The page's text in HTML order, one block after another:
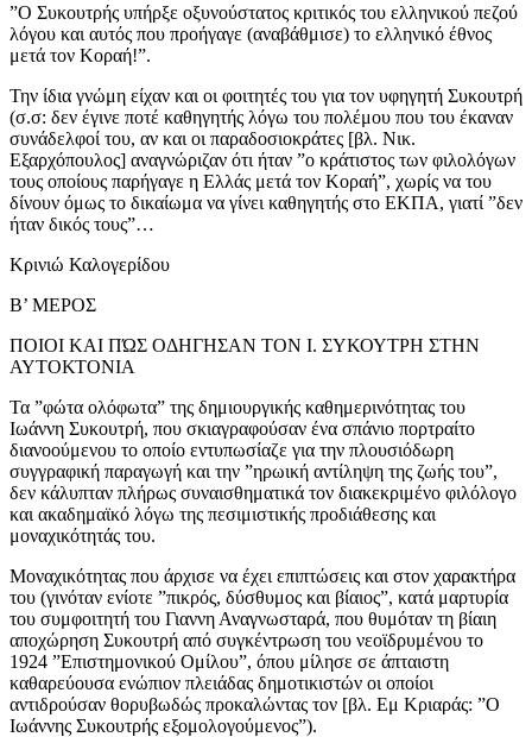
”Ο Συκουτρής υπήρξε οξυνούστατος κριτικός του ελληνικού πεζού
λόγου και αυτός που προήγαγε (αναβάθμισε) το ελληνικό έθνος
μετά τον Κοραή!”.
Την ίδια γνώμη είχαν και οι φοιτητές του για τον υφηγητή Συκουτρή
(σ.σ: δεν έγινε ποτέ καθηγητής λόγω του πολέμου που του έκαναν
συνάδελφοί του, αν και οι παραδοσιοκράτες [βλ. Νικ.
Εξαρχόπουλος] αναγνώριζαν ότι ήταν ”ο κράτιστος των φιλολόγων
τους οποίους παρήγαγε η Ελλάς μετά τον Κοραή”, χωρίς να του
δίνουν όμως το δικαίωμα να γίνει καθηγητής στο ΕΚΠΑ, γιατί ”δεν
ήταν δικός τους”…
Κρινιώ Καλογερίδου
B’ ΜΕΡΟΣ
ΠΟΙΟΙ ΚΑΙ ΠΏΣ ΟΔΗΓΗΣΑΝ ΤΟΝ Ι. ΣΥΚΟΥΤΡΗ ΣΤΗΝ
ΑΥΤΟΚΤΟΝΙΑ
Τα ”φώτα ολόφωτα” της δημιουργικής καθημερινότητας του
Ιωάννη Συκουτρή, που σκιαγραφούσαν ένα σπάνιο πορτραίτο
διανοούμενου το οποίο εντυπωσίαζε για την πλουσιόδωρη
συγγραφική παραγωγή και την ”ηρωική αντίληψη της ζωής του”,
δεν κάλυπταν πλήρως συναισθηματικά τον διακεκριμένο φιλόλογο
και ακαδημαϊκό λόγω της πεσιμιστικής προδιάθεσης και
μοναχικότητάς του.
Μοναχικότητας που άρχισε να έχει επιπτώσεις και στον χαρακτήρα
του (γινόταν ενίοτε ”πικρός, δύσθυμος και βίαιος”, κατά μαρτυρία
του συμφοιτητή του Γιαννη Αναγνωσταρά, που θυμόταν τη βίαιη
αποχώρηση Συκουτρή από συγκέντρωση του νεοϊδρυμένου το
1924 ”Επιστημονικού Ομίλου”, όπου μίλησε σε άπταιστη
καθαρεύουσα ενώπιον πλειάδας δημοτικιστών οι οποίοι
αντιδρούσαν θορυβωδώς προκαλώντας τον [βλ. Εμ Κριαράς: ”Ο
Ιωάννης Συκουτρής εξομολογούμενος”).